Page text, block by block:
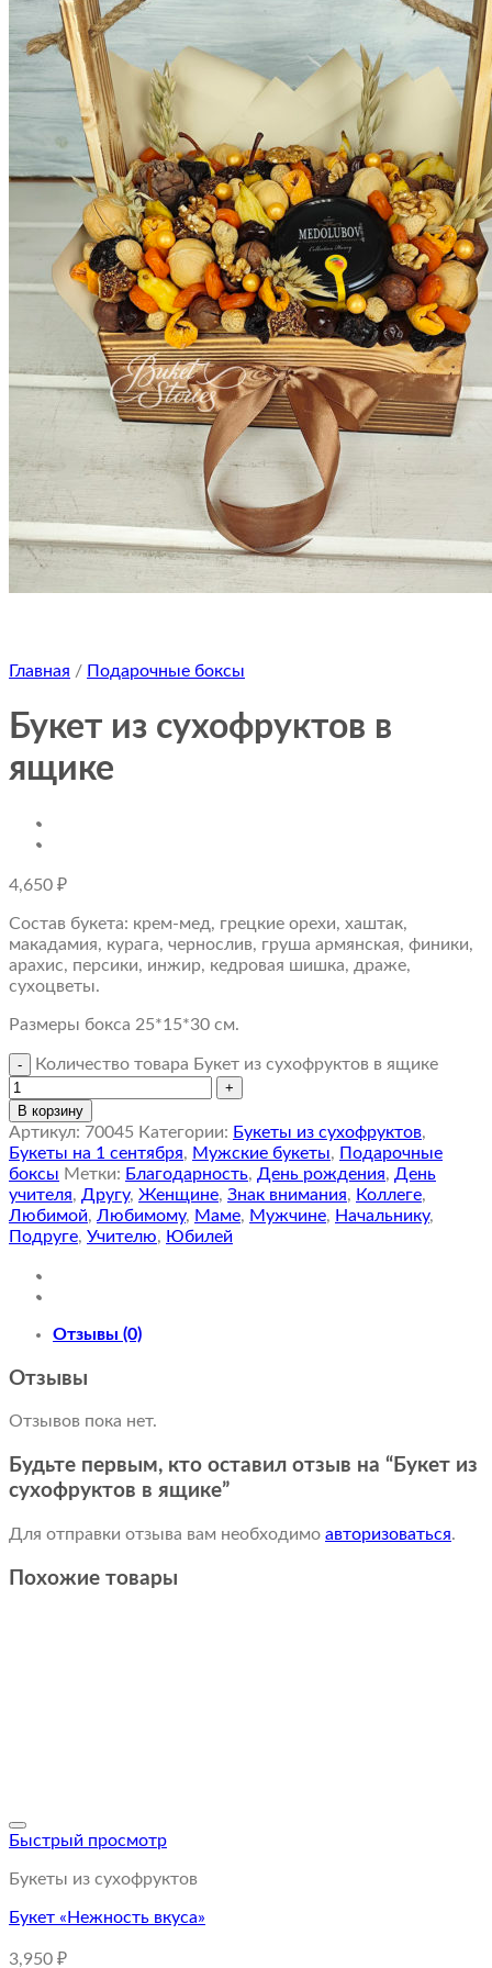
Корзина пуста.
Вернуться в магазин
Главная / Подарочные боксы
Букет из сухофруктов в
ящике
4,650 ₽
Состав букета: крем-мед, грецкие орехи, хаштак,
макадамия, курага, чернослив, груша армянская, финики,
арахис, персики, инжир, кедровая шишка, драже,
сухоцветы.
Размеры бокса 25*15*30 см.
Количество товара Букет из сухофруктов в ящике
В корзину
Артикул: 70045 Категории: Букеты из сухофруктов,
Букеты на 1 сентября, Мужские букеты, Подарочные
боксы Метки: Благодарность, День рождения, День
учителя, Другу, Женщине, Знак внимания, Коллеге,
Любимой, Любимому, Маме, Мужчине, Начальнику,
Подруге, Учителю, Юбилей
Отзывы (0)
Отзывы
Отзывов пока нет.
Будьте первым, кто оставил отзыв на “Букет из
сухофруктов в ящике”
Для отправки отзыва вам необходимо авторизоваться.
Похожие товары
Быстрый просмотр
Букеты из сухофруктов
Букет «Нежность вкуса»
3,950 ₽